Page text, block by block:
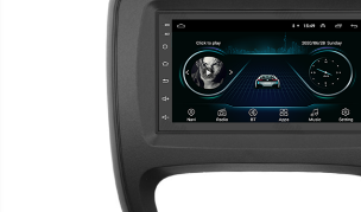
Telefoane mobile Ulefone
Telefoane mobile Unihertz
Telefoane mobile Cubot
Telefoane mobile Blackview
Telefoane mobile OSCAL
Telefoane mobile Fossibot